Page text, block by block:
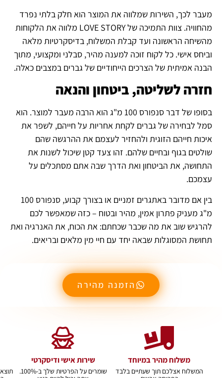
מעבר לכך, השירות שמלווה את המוצר הוא חלק בלתי נפרד
מהחוויה. צוות התמיכה של LOVE STORY מלווה את הלקוחות
מהשיחה הראשונה ועד קבלת המשלוח, בדיסקרטיות מלאה
וביחס אישי. כל לקוח זוכה למענה מהיר, סבלני ומקצועי, מתוך
הבנה אמיתית של הצרכים הייחודיים של גברים במצבים כאלה.
חזרה לשליטה, ביטחון והנאה
בסופו של דבר סנפורס 100 מ"ג הוא הרבה מעבר למוצר. הוא
סמל לבחירה של גברים לקחת אחריות על חייהם, לשפר את
איכות חייהם הזוגית ולהחזיר לעצמם את ההרגשה שהם
שולטים בגוף ובחיים שלהם. זהו צעד קטן שיכול לשנות את
התחושה, את הביטחון ואת הדרך שבה אתם מסתכלים על
עצמכם.
בין אם מדובר באתגרים זמניים או בצורך קבוע, סנפורס 100
מ"ג מעניק פתרון אמין, מהיר ובטוח – כזה שמאפשר לכם
להרגיש שוב את מה שכבר שכחתם: את הכוח, את האנרגיה ואת
תחושת המסוגלות שבאה יחד עם חיי מין מלאים ובריאים.
הזמנה מהירה
משלוח מהיר במיוחד
המשלוח אצלכם תוך שעתיים בלבד
שירות אישי ודיסקרטי
שומרים על הפרטיות שלך ב-100%.